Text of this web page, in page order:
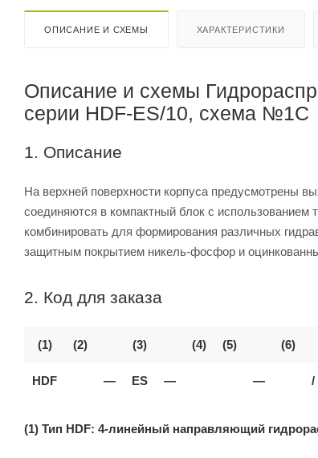
ОПИСАНИЕ И СХЕМЫ ХАРАКТЕРИСТИКИ
Описание и схемы
серии HDF-ES/10, схема №1C
1. Описание
На верхней поверхности корпуса предусмотрены
соединяются в компактный блок с
комбинировать для формирования различных
защитным покрытием никель-фосфор и
2. Код для заказа
(1) (2) (3) (4) (5) (6)
HDF — ES — — /
(1) Тип HDF: 4-линейный направляющий